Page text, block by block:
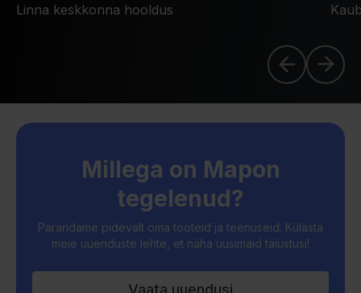
Linna keskkonna hooldus
Millega on Mapon
tegelenud?
Parandame pidevalt oma tooteid ja teenuseid. Külasta
meie uuenduste lehte, et näha uusimaid täiustusi!
Vaata uuendusi